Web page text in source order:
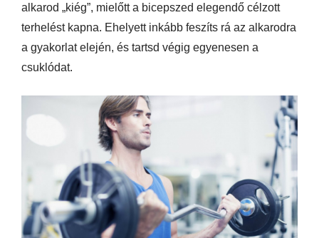
alkarod „kiég”, mielőtt a bicepszed elegendő célzott
terhelést kapna. Ehelyett inkább feszíts rá az alkarodra
a gyakorlat elején, és tartsd végig egyenesen a
csuklódat.